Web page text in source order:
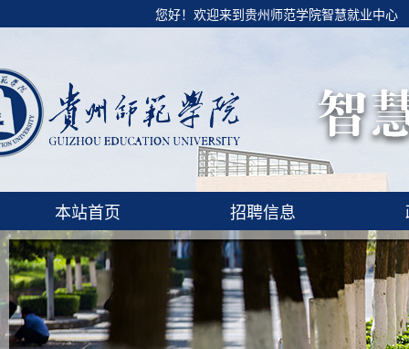
您好！欢迎来到贵州师范学院智慧就业中心
本站首页 招聘信息